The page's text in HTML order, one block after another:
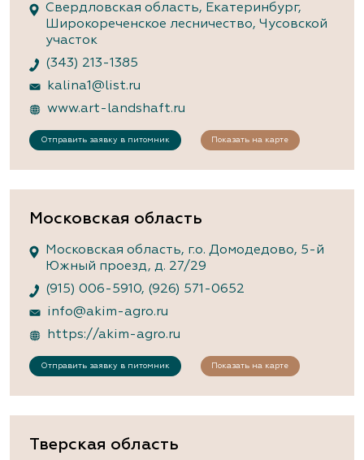
Свердловская область, Екатеринбург,
Широкореченское лесничество, Чусовской
участок
(343) 213-1385
kalina1@list.ru
www.art-landshaft.ru
Отправить заявку в питомник Показать на карте
Московская область
Московская область, г.о. Домодедово, 5-й
Южный проезд, д. 27/29
(915) 006-5910, (926) 571-0652
info@akim-agro.ru
https://akim-agro.ru
Отправить заявку в питомник Показать на карте
Тверская область